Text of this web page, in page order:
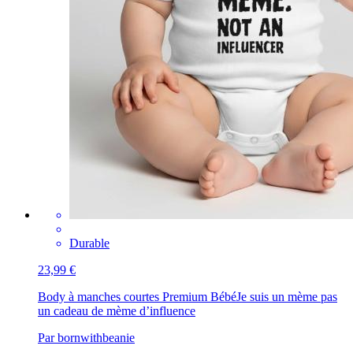
Durable
23,99 €
Body à manches courtes Premium BébéJe suis un mème pas
un cadeau de mème d’influence
Par bornwithbeanie